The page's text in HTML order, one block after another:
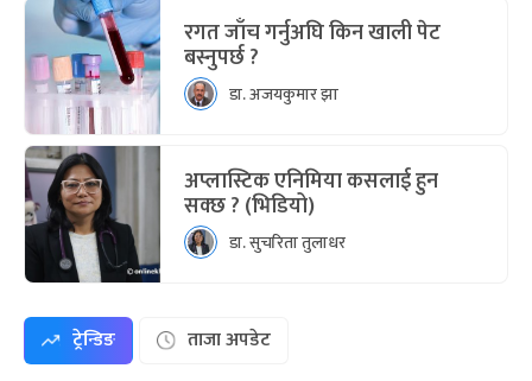
रगत जाँच गर्नुअघि किन खाली पेट
बस्नुपर्छ ?
डा. अजयकुमार झा
अप्लास्टिक एनिमिया कसलाई हुन
सक्छ ? (भिडियो)
डा. सुचरिता तुलाधर
ट्रेन्डिङ ताजा अपडेट